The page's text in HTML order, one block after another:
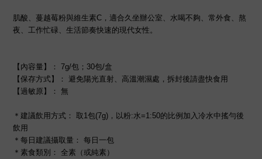
肌酸、蔓越莓粉與維生素C，適合久坐辦公室、水喝不夠、常外食、熬
夜、工作忙碌、生活節奏快速的現代女性。
【內容量】： 7g/包；30包/盒
【保存方式】： 避免陽光直射、高溫潮濕處，拆封後請盡快食用
【過敏原】： 無
＊建議飲用方式： 取1包(7g)，以粉:水=1:50的比例加入冷水中搖勻後
飲用
＊每日建議攝取量： 每日一包
＊素食類別： 全素（或純素）